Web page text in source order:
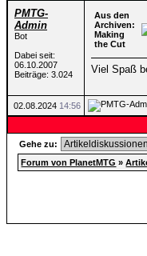
PMTG-
Admin
Bot
Dabei seit:
06.10.2007
Beiträge: 3.024
Aus den
Archiven:
Making
the Cut
Viel Spaß
02.08.2024 14:56
Gehe zu:
Forum von PlanetMTG »